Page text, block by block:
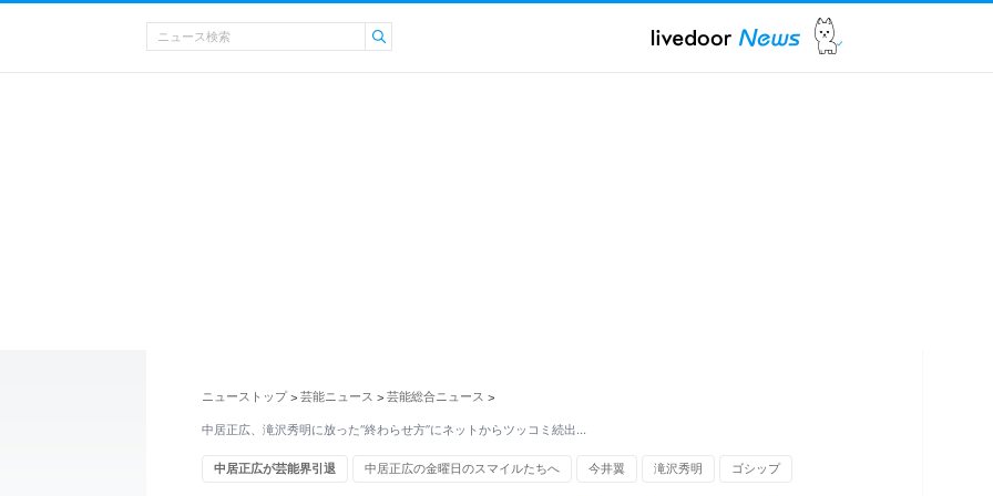
ニューストップ > 芸能ニュース > 芸能総合ニュース >
中居正広、滝沢秀明に放った“終わらせ方”にネットからツッコミ続出…
中居正広が芸能界引退 中居正広の金曜日のスマイルたちへ 今井翼 滝沢秀明 ゴシップ